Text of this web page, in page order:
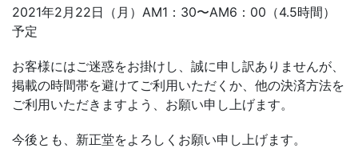
2021年2月22日（月）AM1：30〜AM6：00（4.5時間）
予定
お客様にはご迷惑をお掛けし、誠に申し訳ありませんが、
掲載の時間帯を避けてご利用いただくか、他の決済方法を
ご利用いただきますよう、お願い申し上げます。
今後とも、新正堂をよろしくお願い申し上げます。